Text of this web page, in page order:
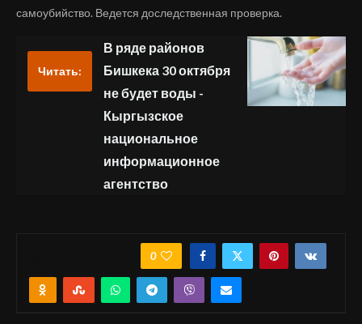
самоубийство. Ведется доследственная проверка.
Читать:
В ряде районов
Бишкека 30 октября
не будет воды -
Кыргызское
национальное
информационное
агентство
0